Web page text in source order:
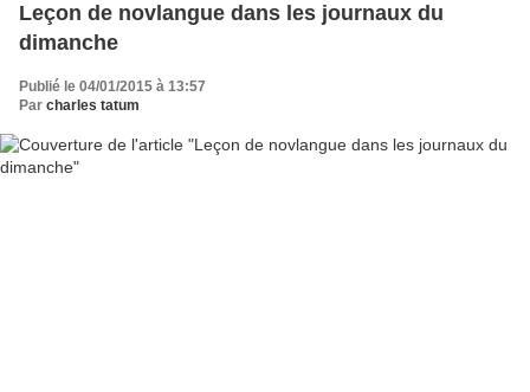
Leçon de novlangue dans les journaux du
dimanche
Publié le 04/01/2015 à 13:57
Par charles tatum